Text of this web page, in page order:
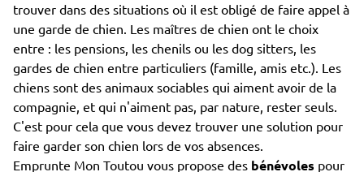
trouver dans des situations où il est obligé de faire appel à
une garde de chien. Les maîtres de chien ont le choix
entre : les pensions, les chenils ou les dog sitters, les
gardes de chien entre particuliers (famille, amis etc.). Les
chiens sont des animaux sociables qui aiment avoir de la
compagnie, et qui n'aiment pas, par nature, rester seuls.
C'est pour cela que vous devez trouver une solution pour
faire garder son chien lors de vos absences.
Emprunte Mon Toutou vous propose des bénévoles pour